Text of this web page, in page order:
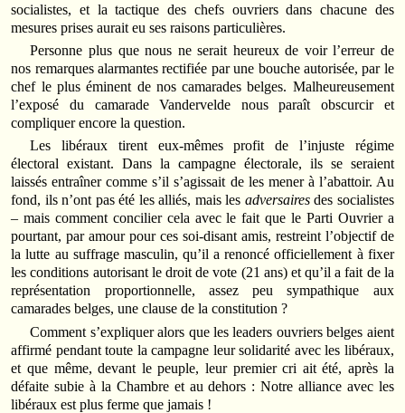
socialistes, et la tactique des chefs ouvriers dans chacune des
mesures prises aurait eu ses raisons particulières.
Personne plus que nous ne serait heureux de voir l’erreur de
nos remarques alarmantes rectifiée par une bouche autorisée, par le
chef le plus éminent de nos camarades belges. Malheureusement
l’exposé du camarade Vandervelde nous paraît obscurcir et
compliquer encore la question.
Les libéraux tirent eux-mêmes profit de l’injuste régime
électoral existant. Dans la campagne électorale, ils se seraient
laissés entraîner comme s’il s’agissait de les mener à l’abattoir. Au
fond, ils n’ont pas été les alliés, mais les adversairesdes socialistes
– mais comment concilier cela avec le fait que le Parti Ouvrier a
pourtant, par amour pour ces soi-disant amis, restreint l’objectif de
la lutte au suffrage masculin, qu’il a renoncé officiellement à fixer
les conditions autorisant le droit de vote (21 ans) et qu’il a fait de la
représentation proportionnelle, assez peu sympathique aux
camarades belges, une clause de la constitution ?
Comment s’expliquer alors que les leaders ouvriers belges aient
affirmé pendant toute la campagne leur solidarité avec les libéraux,
et que même, devant le peuple, leur premier cri ait été, après la
défaite subie à la Chambre et au dehors : Notre alliance avec les
libéraux est plus ferme que jamais !